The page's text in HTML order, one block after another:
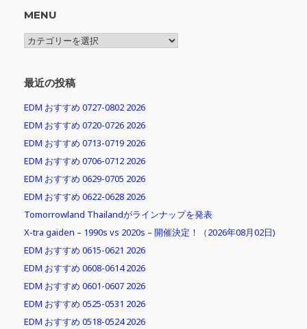
MENU
MENU
最近の投稿
EDM おすすめ 0727-0802 2026
EDM おすすめ 0720-0726 2026
EDM おすすめ 0713-0719 2026
EDM おすすめ 0706-0712 2026
EDM おすすめ 0629-0705 2026
EDM おすすめ 0622-0628 2026
Tomorrowland Thailandがラインナップを発表
X-tra gaiden – 1990s vs 2020s – 開催決定！（2026年08月02日)
EDM おすすめ 0615-0621 2026
EDM おすすめ 0608-0614 2026
EDM おすすめ 0601-0607 2026
EDM おすすめ 0525-0531 2026
EDM おすすめ 0518-0524 2026